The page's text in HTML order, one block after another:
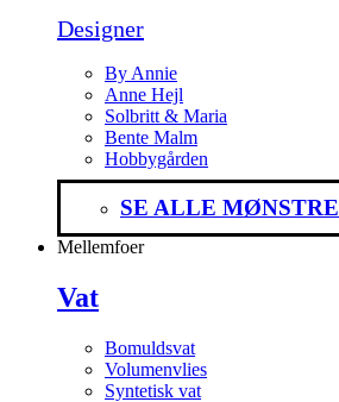
Designer
By Annie
Anne Hejl
Solbritt & Maria
Bente Malm
Hobbygården
SE ALLE MØNSTRE
Mellemfoer
Vat
Bomuldsvat
Volumenvlies
Syntetisk vat